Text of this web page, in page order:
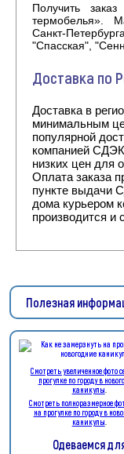
Получить
термобелья».
Санкт-
"Спасская",
Доставка по
Доставка в
минимальным
популярной
компанией
низких цен для
Оплата заказа
пункте выдачи
дома курьером
производится
Полезная
Смотреть увеличенное фото
прогулке по городу в
каникулы
Смотреть полноразмерное
на прогулке по городу в
каникулы
Одеваемся